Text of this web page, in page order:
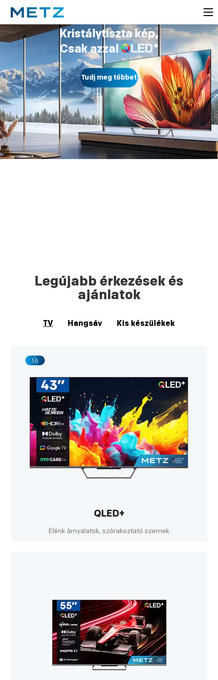
Kristálytiszta kép,
Csak azzal
Tudj meg többet
Legújabb érkezések és
ajánlatok
TV Hangsáv Kis készülékek
Új
QLED+
Élénk árnyalatok, szórakoztató szemek